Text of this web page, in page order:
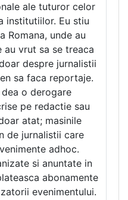
ale tuturor celor
institutiilor. Eu stiu
Romana, unde au
vrut sa se treaca
despre jurnalistii
sa faca reportaje.
o derogare
pe redactie sau
atat; masinile
de jurnalistii care
adhoc.
si anuntate in
abonamente
evenimentului.